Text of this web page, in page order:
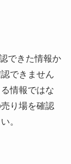
できた情報か
できません
情報ではな
り場を確認
。